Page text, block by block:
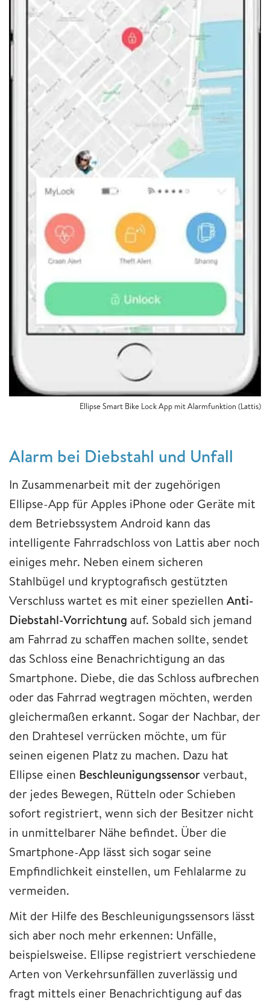
Ellipse Smart Bike Lock App mit Alarmfunktion (Lattis)
Alarm bei Diebstahl und Unfall
In Zusammenarbeit mit der zugehörigen
Ellipse-App für Apples iPhone oder Geräte mit
dem Betriebssystem Android kann das
intelligente Fahrradschloss von Lattis aber noch
einiges mehr. Neben einem sicheren
Stahlbügel und kryptografisch gestützten
Verschluss wartet es mit einer speziellen Anti-
Diebstahl-Vorrichtung auf. Sobald sich jemand
am Fahrrad zu schaffen machen sollte, sendet
das Schloss eine Benachrichtigung an das
Smartphone. Diebe, die das Schloss aufbrechen
oder das Fahrrad wegtragen möchten, werden
gleichermaßen erkannt. Sogar der Nachbar, der
den Drahtesel verrücken möchte, um für
seinen eigenen Platz zu machen. Dazu hat
Ellipse einen Beschleunigungssensorverbaut,
der jedes Bewegen, Rütteln oder Schieben
sofort registriert, wenn sich der Besitzer nicht
in unmittelbarer Nähe befindet. Über die
Smartphone-App lässt sich sogar seine
Empfindlichkeit einstellen, um Fehlalarme zu
vermeiden.
Mit der Hilfe des Beschleunigungssensors lässt
sich aber noch mehr erkennen: Unfälle,
beispielsweise. Ellipse registriert verschiedene
Arten von Verkehrsunfällen zuverlässig und
fragt mittels einer Benachrichtigung auf das